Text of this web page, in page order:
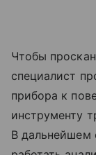
Чтобы
специалист
прибора к
инструменту
В дальнейшем